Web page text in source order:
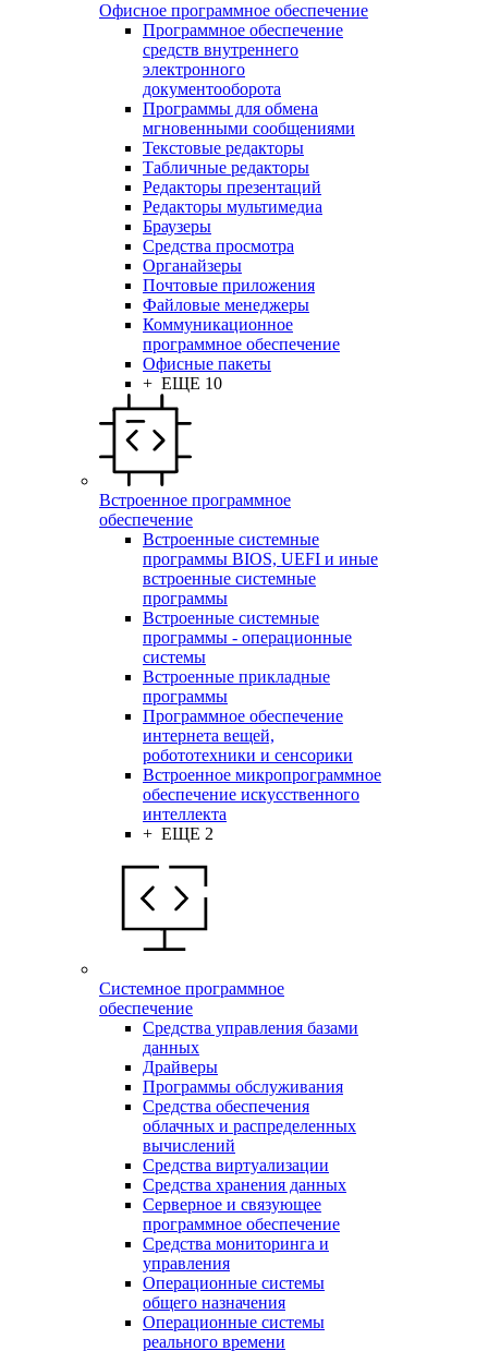
Офисное программное обеспечение
Программное обеспечение
средств внутреннего
электронного
документооборота
Программы для обмена
мгновенными сообщениями
Текстовые редакторы
Табличные редакторы
Редакторы презентаций
Редакторы мультимедиа
Браузеры
Средства просмотра
Органайзеры
Почтовые приложения
Файловые менеджеры
Коммуникационное
программное обеспечение
Офисные пакеты
+ ЕЩЕ 10
Встроенное программное
обеспечение
Встроенные системные
программы BIOS, UEFI и иные
встроенные системные
программы
Встроенные системные
программы - операционные
системы
Встроенные прикладные
программы
Программное обеспечение
интернета вещей,
робототехники и сенсорики
Встроенное микропрограммное
обеспечение искусственного
интеллекта
+ ЕЩЕ 2
Системное программное
обеспечение
Средства управления базами
данных
Драйверы
Программы обслуживания
Средства обеспечения
облачных и распределенных
вычислений
Средства виртуализации
Средства хранения данных
Серверное и связующее
программное обеспечение
Средства мониторинга и
управления
Операционные системы
общего назначения
Операционные системы
реального времени